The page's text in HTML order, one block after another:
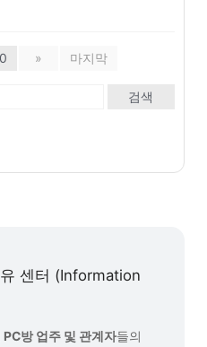
» 마지막
검색
센터 (Information
PC방 업주 및 관계자들의